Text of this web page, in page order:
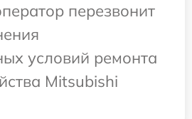
перезвонит
условий ремонта
Mitsubishi